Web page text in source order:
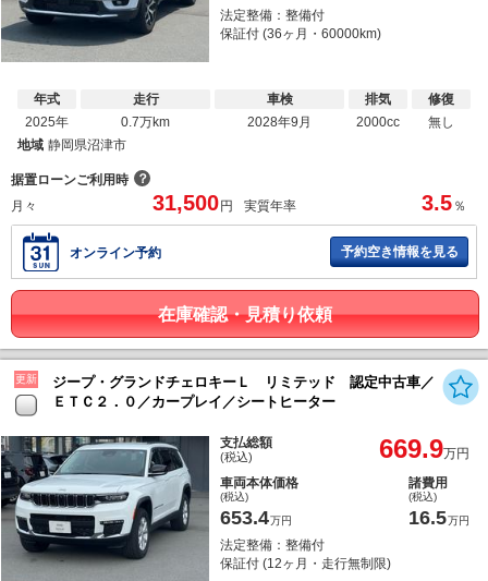
法定整備：整備付
保証付 (36ヶ月・60000km)
年式
2025年
走行
0.7万km
車検
2028年9月
排気
2000cc
修復
無し
地域 静岡県沼津市
据置ローンご利用時 ？
月々
31,500円 実質年率 3.5 ％
オンライン予約 予約空き情報を見る
在庫確認・見積り依頼
更新
ジープ・グランドチェロキーＬ リミテッド 認定中古車／
ＥＴＣ２．０／カープレイ／シートヒーター
支払総額
(税込) 669.9万円
車両本体価格
(税込)
653.4万円
諸費用
(税込)
16.5万円
法定整備：整備付
保証付 (12ヶ月・走行無制限)